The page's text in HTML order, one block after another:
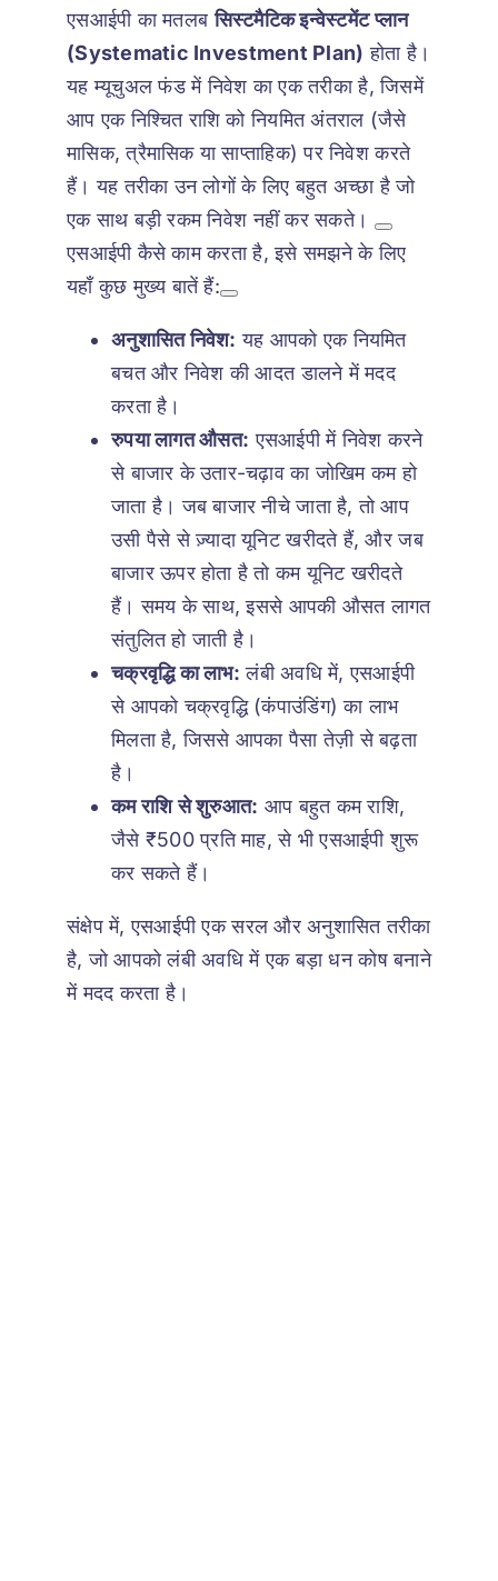
एसआईपी का मतलबसिस्टमैटिक इन्वेस्टमेंट प्लान
(Systematic Investment Plan) होता है।
यह म्यूचुअल फंड में निवेश का एक तरीका है, जिसमें
आप एक निश्चित राशि को नियमित अंतराल (जैसे
मासिक, त्रैमासिक या साप्ताहिक) पर निवेश करते
हैं। यह तरीका उन लोगों के लिए बहुत अच्छा है जो
एक साथ बड़ी रकम निवेश नहीं कर सकते।
एसआईपी कैसे काम करता है, इसे समझने के लिए
यहाँ कुछ मुख्य बातें हैं:
अनुशासित निवेश: यह आपको एक नियमित
बचत और निवेश की आदत डालने में मदद
करता है।
रुपया लागत औसत: एसआईपी में निवेश करने
से बाजार के उतार-चढ़ाव का जोखिम कम हो
जाता है। जब बाजार नीचे जाता है, तो आप
उसी पैसे से ज़्यादा यूनिट खरीदते हैं, और जब
बाजार ऊपर होता है तो कम यूनिट खरीदते
हैं। समय के साथ, इससे आपकी औसत लागत
संतुलित हो जाती है।
चक्रवृद्धि का लाभ: लंबी अवधि में, एसआईपी
से आपको चक्रवृद्धि (कंपाउंडिंग) का लाभ
मिलता है, जिससे आपका पैसा तेज़ी से बढ़ता
है।
कम राशि से शुरुआत: आप बहुत कम राशि,
जैसे ₹500 प्रति माह, से भी एसआईपी शुरू
कर सकते हैं।
संक्षेप में, एसआईपी एक सरल और अनुशासित तरीका
है, जो आपको लंबी अवधि में एक बड़ा धन कोष बनाने
में मदद करता है।